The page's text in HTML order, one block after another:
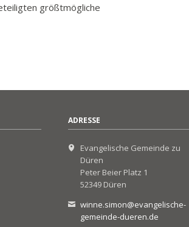
größtmögliche
ADRESSE
Evangelische Gemeinde zu
Düren
Peter Beier Platz 1
52349 Düren
winne.simon@evangelische-
gemeinde-dueren.de